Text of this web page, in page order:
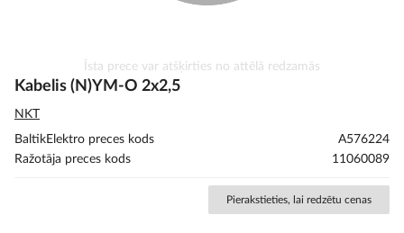
uz
sākumu
Īsta prece var atšķirties no attēlā redzamās
Kabelis (N)YM-O 2x2,5
NKT
BaltikElektro preces kods
A576224
Ražotāja preces kods
11060089
Pierakstieties, lai redzētu cenas